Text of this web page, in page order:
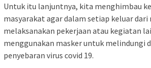
Untuk itu lanjuntnya, kita menghimbau
masyarakat agar dalam setiap keluar dari
melaksanakan pekerjaan atau kegiatan
menggunakan masker untuk melindungi
penyebaran virus covid 19.